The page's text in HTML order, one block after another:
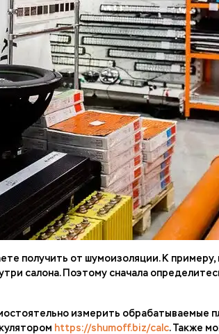
получить от шумоизоляции. К
салона. Поэтому сначала
измерить обрабатываемые
https://shumoff.biz/calc. Также